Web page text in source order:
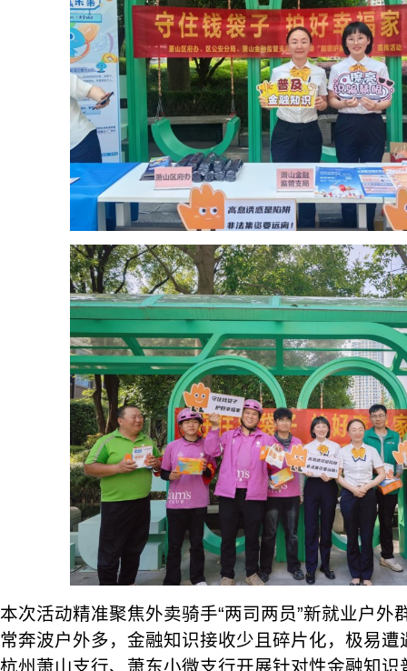
本次活动精准聚焦外卖骑手“两司两员”新就业户外
常奔波户外多，金融知识接收少且碎片化，极易
杭州萧山支行、萧东小微支行开展针对性金融知